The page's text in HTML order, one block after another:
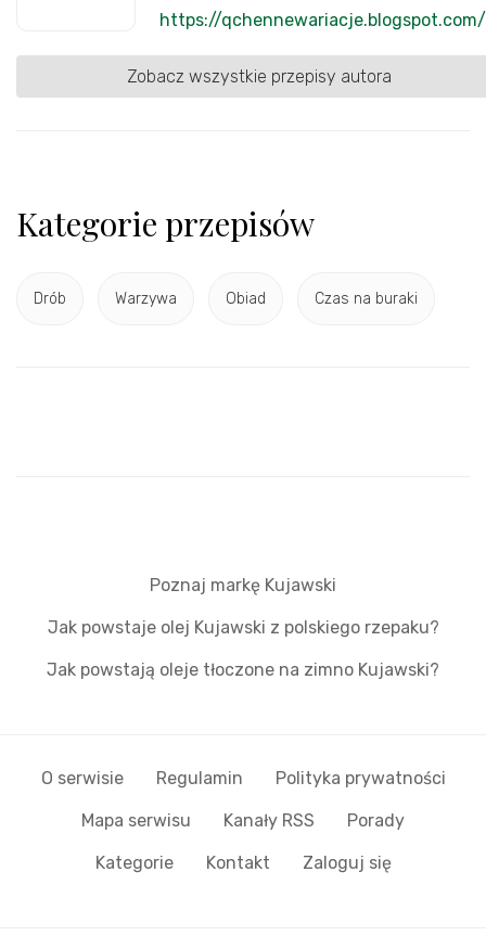
https://qchennewariacje.blogspot.com/
Zobacz wszystkie przepisy autora
Kategorie przepisów
Drób Warzywa Obiad Czas na buraki
Poznaj markę Kujawski
Jak powstaje olej Kujawski z polskiego rzepaku?
Jak powstają oleje tłoczone na zimno Kujawski?
O serwisie Regulamin Polityka prywatności
Mapa serwisu Kanały RSS Porady
Kategorie Kontakt Zaloguj się